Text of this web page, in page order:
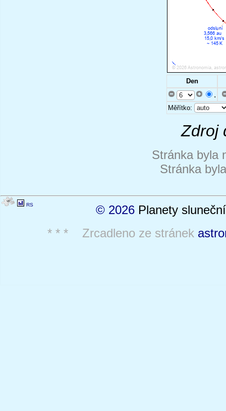
Den
.
Měřítko:
Zdroj
Stránka byla
Stránka
RS © 2026 Planety
* * * Zrcadleno ze stránek